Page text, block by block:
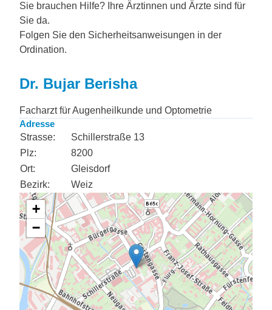
Sie brauchen Hilfe? Ihre Ärztinnen und Ärzte sind für
Sie da.
Folgen Sie den Sicherheitsanweisungen in der
Ordination.
Dr. Bujar Berisha
Facharzt für Augenheilkunde und Optometrie
Adresse
Strasse:
Schillerstraße 13
Plz:
8200
Ort:
Gleisdorf
Bezirk:
Weiz